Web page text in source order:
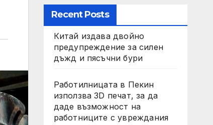
Recent Posts
Китай издава двойно
предупреждение за силен
дъжд и пясъчни бури
Работилницата в Пекин
използва 3D печат, за да
даде възможност на
работниците с увреждания